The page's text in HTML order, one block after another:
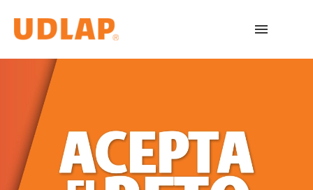
Licenciaturas
Admisiones
English